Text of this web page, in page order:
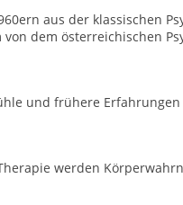
aus der klassischen
dem österreichischen
und frühere
werden